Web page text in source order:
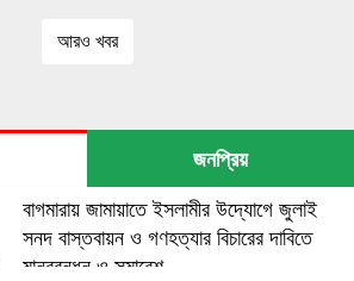
আরও খবর
জনপ্রিয়
বাগমারায় জামায়াতে ইসলামীর উদ্যোগে জুলাই
সনদ বাস্তবায়ন ও গণহত্যার বিচারের দাবিতে
মানববন্ধন ও সমাবেশ